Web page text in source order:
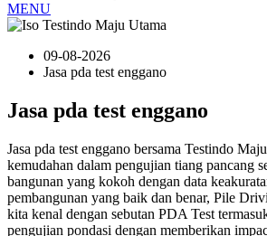
MENU
09-08-2026
Jasa pda test enggano
Jasa pda test enggano
Jasa pda test enggano bersama Testindo
kemudahan dalam pengujian tiang pancang
bangunan yang kokoh dengan data
pembangunan yang baik dan benar, Pile
kita kenal dengan sebutan PDA Test
pengujian pondasi dengan memberikan